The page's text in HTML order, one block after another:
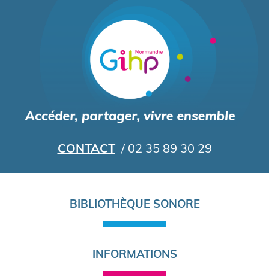
au
contenu
principal
CONTACT / 02 35 89 30 29
BIBLIOTHÈQUE SONORE
INFORMATIONS